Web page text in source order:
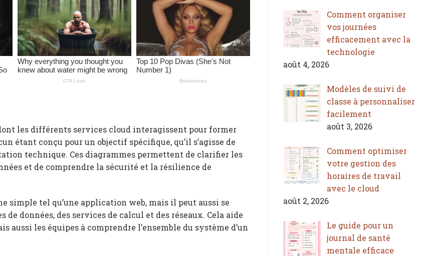
les différents services cloud interagissent pour former
étant conçu pour un objectif spécifique, qu’il s’agisse de
technique. Ces diagrammes permettent de clarifier les
et de comprendre la sécurité et la résilience de
simple tel qu’une application web, mais il peut aussi se
données, des services de calcul et des réseaux. Cela aide
les équipes à comprendre l’ensemble du système d’un
Comment organiser
vos journées
efficacement avec la
technologie
août 4, 2026
Modèles de suivi de
classe à personnaliser
facilement
août 3, 2026
Comment optimiser
votre gestion des
horaires de travail
avec le cloud
août 2, 2026
Le guide pour un
journal de santé
mentale efficace